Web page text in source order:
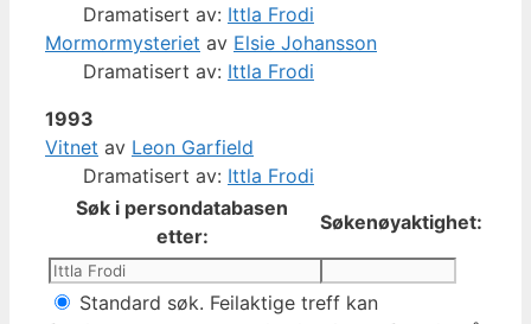
Dramatisert av: Ittla Frodi
Mormormysteriet av Elsie Johansson
Dramatisert av: Ittla Frodi
1993
Vitnet av Leon Garfield
Dramatisert av: Ittla Frodi
Søk i persondatabasen
etter:
Søkenøyaktighet:
Standard søk. Feilaktige treff kan